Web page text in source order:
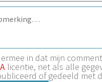
in dat mijn
licentie, net als alle
of gedeeld met